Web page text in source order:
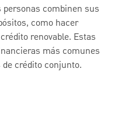
combinen sus
como hacer
renovable. Estas
más comunes
crédito conjunto.